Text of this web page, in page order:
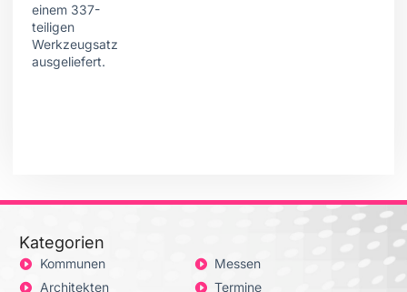
Kategorien
Kommunen
Architekten
Messen
Termine